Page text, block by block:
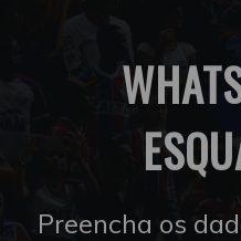
Preencha os